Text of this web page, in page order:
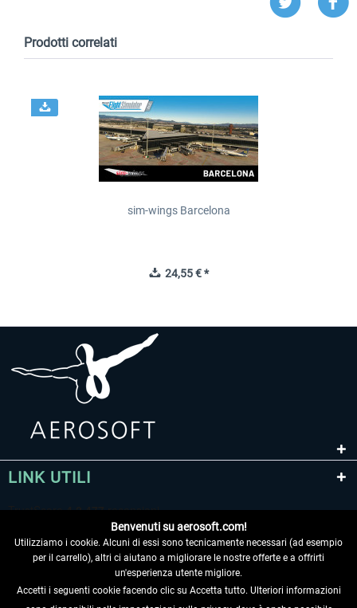
Prodotti correlati
sim-wings Barcelona
24,55 € *
LINK UTILI
Benvenuti su aerosoft.com!
Utilizziamo i cookie. Alcuni di essi sono tecnicamente necessari (ad esempio
per il carrello), altri ci aiutano a migliorare le nostre offerte e a offrirti
un'esperienza utente migliore.
Accetti i seguenti cookie facendo clic su Accetta tutto. Ulteriori informazioni